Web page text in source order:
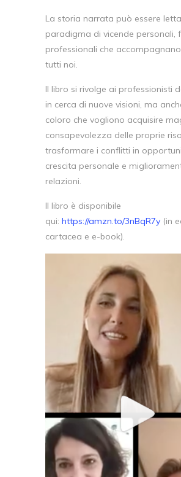
La storia narrata può essere
paradigma di vicende personali,
professio­nali che
tutti noi.
Il libro si rivolge ai professionisti
in cerca di nuove visioni, ma
coloro che vogliono acquisire
consapevolezza delle proprie
trasformare i conflitti in
crescita personale e
relazioni.
Il libro è disponibile
qui: https://amzn.to/3nBqR7y (in
cartacea e e-book).